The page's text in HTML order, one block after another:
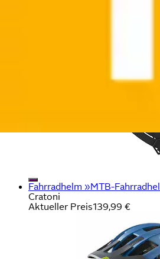
Fahrradhelm »MTB-
Cratoni
Aktueller Preis139,99 €